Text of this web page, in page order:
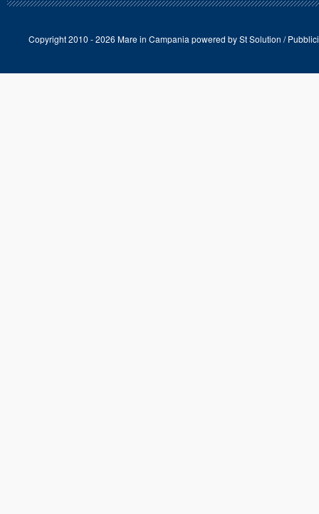
Copyright 2010 - 2026 Mare in Campania powered bySt Solution /